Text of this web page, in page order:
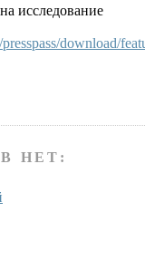
исследование
download/
НЕТ: